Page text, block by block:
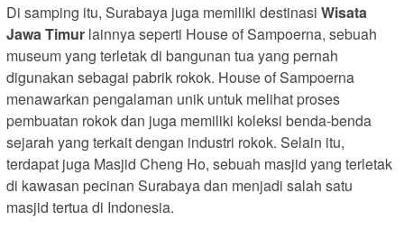
Di samping itu, Surabaya juga memiliki destinasi Wisata
Jawa Timur lainnya seperti House of Sampoerna, sebuah
museum yang terletak di bangunan tua yang pernah
digunakan sebagai pabrik rokok. House of Sampoerna
menawarkan pengalaman unik untuk melihat proses
pembuatan rokok dan juga memiliki koleksi benda-benda
sejarah yang terkait dengan industri rokok. Selain itu,
terdapat juga Masjid Cheng Ho, sebuah masjid yang terletak
di kawasan pecinan Surabaya dan menjadi salah satu
masjid tertua di Indonesia.